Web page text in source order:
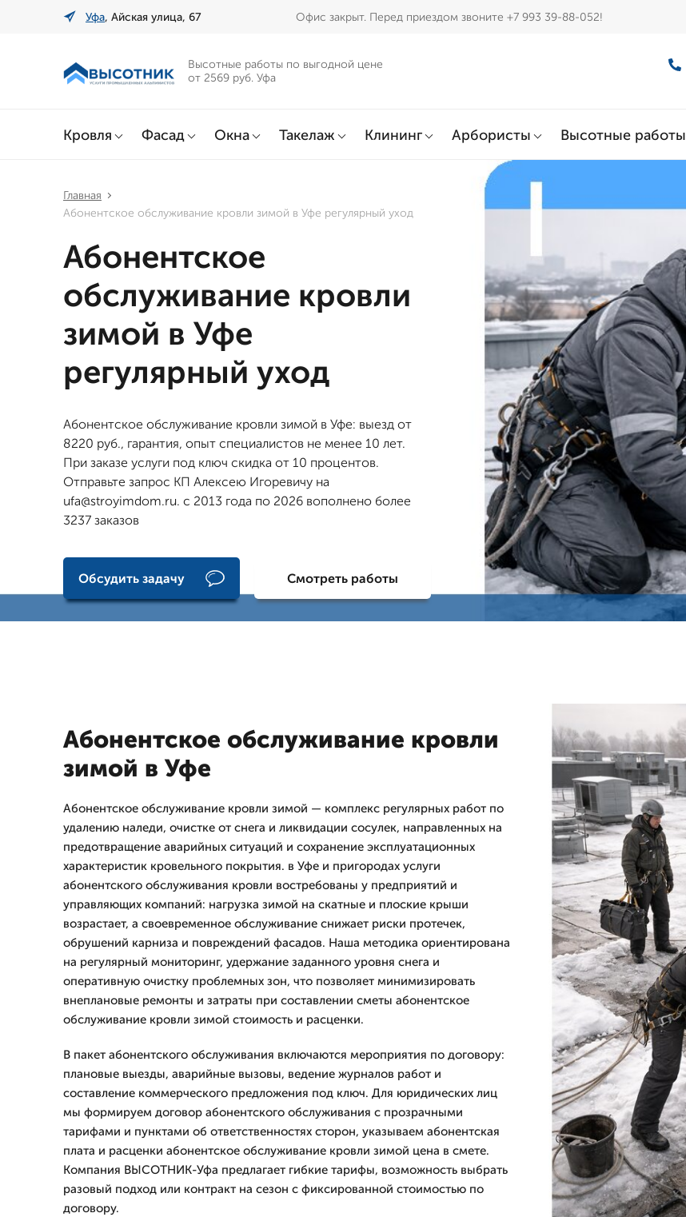
Уфа, Айская улица, 67 Офис закрыт. Перед приездом звоните +7 993 39-88-052!
Высотные работы по выгодной цене
от 2569 руб. Уфа
Кровля Фасад Окна Такелаж Клининг Арбористы Высотные работы
Главная
Абонентское обслуживание кровли зимой в Уфе регулярный уход
Абонентское
обслуживание кровли
зимой в Уфе
регулярный уход
Абонентское обслуживание кровли зимой в Уфе: выезд от
8220 руб., гарантия, опыт специалистов не менее 10 лет.
При заказе услуги под ключ скидка от 10 процентов.
Отправьте запрос КП Алексею Игоревичу на
ufa@stroyimdom.ru. с 2013 года по 2026 вополнено более
3237 заказов
Обсудить задачу Смотреть работы
Абонентское обслуживание кровли
зимой в Уфе
Абонентское обслуживание кровли зимой — комплекс регулярных работ по
удалению наледи, очистке от снега и ликвидации сосулек, направленных на
предотвращение аварийных ситуаций и сохранение эксплуатационных
характеристик кровельного покрытия. в Уфе и пригородах услуги
абонентского обслуживания кровли востребованы у предприятий и
управляющих компаний: нагрузка зимой на скатные и плоские крыши
возрастает, а своевременное обслуживание снижает риски протечек,
обрушений карниза и повреждений фасадов. Наша методика ориентирована
на регулярный мониторинг, удержание заданного уровня снега и
оперативную очистку проблемных зон, что позволяет минимизировать
внеплановые ремонты и затраты при составлении сметы абонентское
обслуживание кровли зимой стоимость и расценки.
В пакет абонентского обслуживания включаются мероприятия по договору:
плановые выезды, аварийные вызовы, ведение журналов работ и
составление коммерческого предложения под ключ. Для юридических лиц
мы формируем договор абонентского обслуживания с прозрачными
тарифами и пунктами об ответственностях сторон, указываем абонентская
плата и расценки абонентское обслуживание кровли зимой цена в смете.
Компания ВЫСОТНИК-Уфа предлагает гибкие тарифы, возможность выбрать
разовый подход или контракт на сезон с фиксированной стоимостью по
договору.